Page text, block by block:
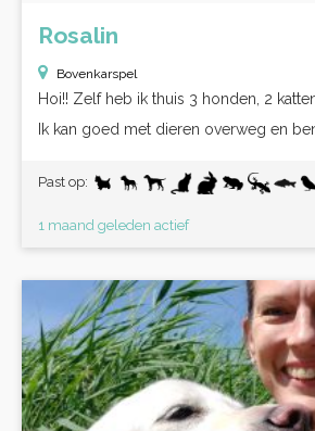
Rosalin
Bovenkarspel
Hoi!! Zelf heb ik thuis 3 honden, 2
Ik kan goed met dieren overweg en
Past op:
1 maand geleden actief